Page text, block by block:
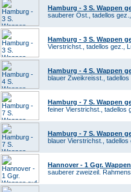
Hamburg - 3 S. Wappen
sauberer Ost., tadellos
Hamburg - 3 S. Wappen
Vierstrichst., tadellos gez.,
Hamburg - 4 S. Wappen
blauer Zweikreisst., tadellos
Hamburg - 7 S. Wappen
feiner Vierstrichst., tadellos
Hamburg - 7 S. Wappen
blauer Vierstrichst.,
Hannover - 1 Ggr.
sauberer zweizeil.